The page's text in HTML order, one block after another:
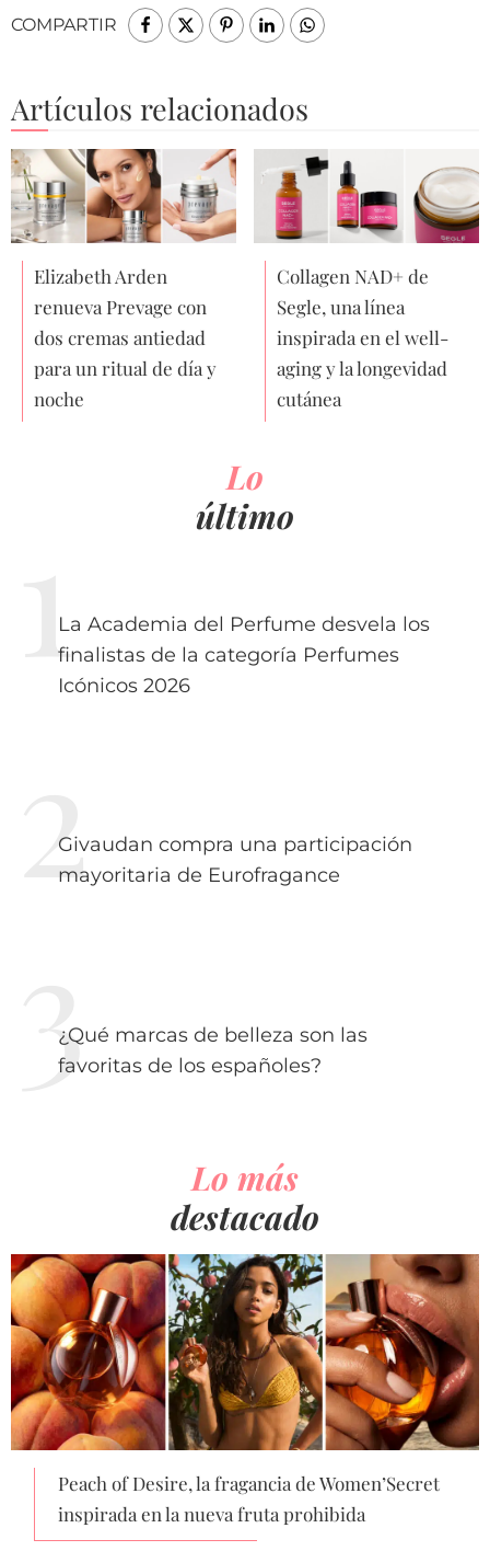
COMPARTIR
Artículos relacionados
Elizabeth Arden
renueva Prevage con
dos cremas antiedad
para un ritual de día y
noche
Collagen NAD+ de
Segle, una línea
inspirada en el well-
aging y la longevidad
cutánea
Lo
último
La Academia del Perfume desvela los
finalistas de la categoría Perfumes
Icónicos 2026
Givaudan compra una participación
mayoritaria de Eurofragance
¿Qué marcas de belleza son las
favoritas de los españoles?
Lo más
destacado
Peach of Desire, la fragancia de Women’Secret
inspirada en la nueva fruta prohibida